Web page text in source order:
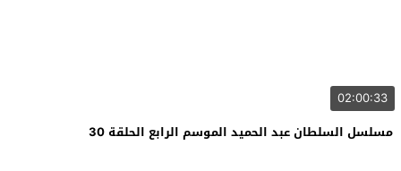
02:00:33
مسلسل السلطان عبد الحميد الموسم الرابع الحلقة 30